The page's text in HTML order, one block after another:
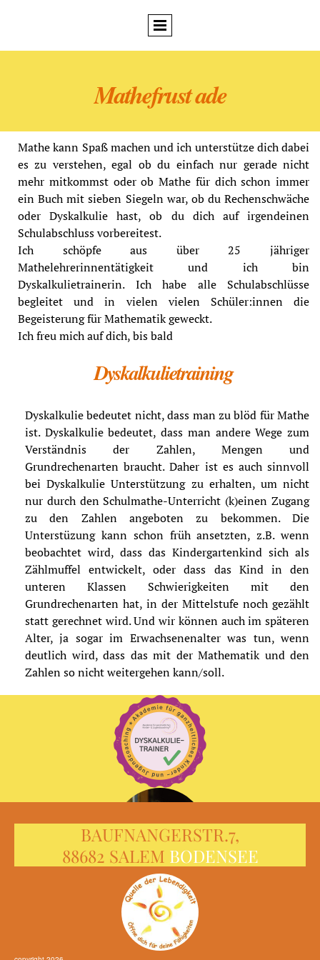
Mathefrust ade
Mathe kann Spaß machen und ich unterstütze dich dabei
es zu verstehen, egal ob du einfach nur gerade nicht
mehr mitkommst oder ob Mathe für dich schon immer
ein Buch mit sieben Siegeln war, ob du Rechenschwäche
oder Dyskalkulie hast, ob du dich auf irgendeinen
Schulabschluss vorbereitest.
Ich schöpfe aus über 25 jähriger
Mathelehrerinnentätigkeit und ich bin
Dyskalkulietrainerin. Ich habe alle Schulabschlüsse
begleitet und in vielen vielen Schüler:innen die
Begeisterung für Mathematik geweckt.
Ich freu mich auf dich, bis bald
Dyskalkulietraining
Dyskalkulie bedeutet nicht, dass man zu blöd für Mathe
ist. Dyskalkulie bedeutet, dass man andere Wege zum
Verständnis der Zahlen, Mengen und
Grundrechenarten braucht. Daher ist es auch sinnvoll
bei Dyskalkulie Unterstützung zu erhalten, um nicht
nur durch den Schulmathe-Unterricht (k)einen Zugang
zu den Zahlen angeboten zu bekommen. Die
Unterstüzung kann schon früh ansetzten, z.B. wenn
beobachtet wird, dass das Kindergartenkind sich als
Zählmuffel entwickelt, oder dass das Kind in den
unteren Klassen Schwierigkeiten mit den
Grundrechenarten hat, in der Mittelstufe noch gezählt
statt gerechnet wird. Und wir können auch im späteren
Alter, ja sogar im Erwachsenenalter was tun, wenn
deutlich wird, dass das mit der Mathematik und den
Zahlen so nicht weitergehen kann/soll.
BAUFNANGERSTR.7,
88682 SALEM BODENSEE